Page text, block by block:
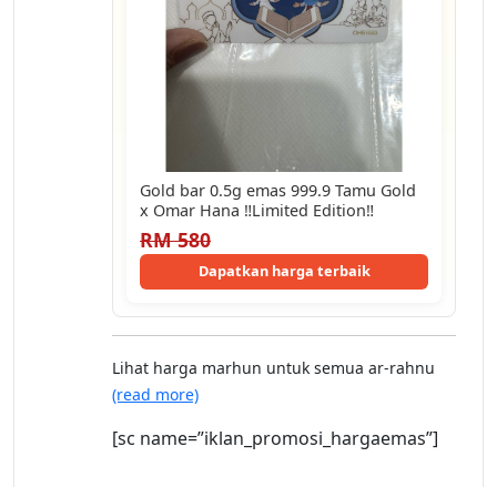
Gold bar 0.5g emas 999.9 Tamu Gold
x Omar Hana ‼️Limited Edition‼️
RM 580
Dapatkan harga terbaik
Lihat harga marhun untuk semua ar-rahnu
(read more)
[sc name=”iklan_promosi_hargaemas”]